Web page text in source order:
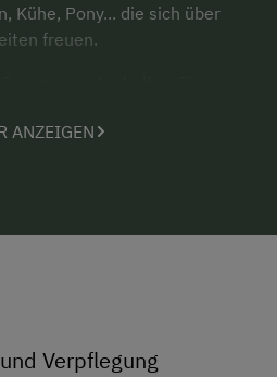
Kühe, Pony... die sich über
freuen.
Hochwurzen, den
Verkehrsmitteln:
ANZEIGEN
Verpflegung